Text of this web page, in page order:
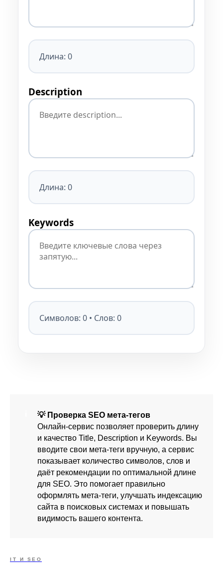
Длина: 0
Description
Длина: 0
Keywords
Символов: 0 • Слов: 0
💡 Проверка SEO мета-тегов
Онлайн-сервис позволяет проверить длину
и качество Title, Description и Keywords. Вы
вводите свои мета-теги вручную, а сервис
показывает количество символов, слов и
даёт рекомендации по оптимальной длине
для SEO. Это помогает правильно
оформлять мета-теги, улучшать индексацию
сайта в поисковых системах и повышать
видимость вашего контента.
IT И SEO